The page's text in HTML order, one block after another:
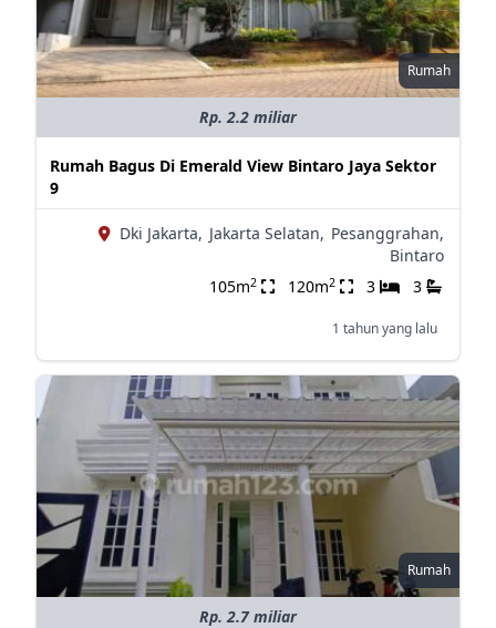
Rumah
Rp. 2.2 miliar
Rumah Bagus Di Emerald View Bintaro Jaya Sektor
9
Dki Jakarta, Jakarta Selatan, Pesanggrahan,
Bintaro
105m2 120m2 3 3
1 tahun yang lalu
Rumah
Rp. 2.7 miliar